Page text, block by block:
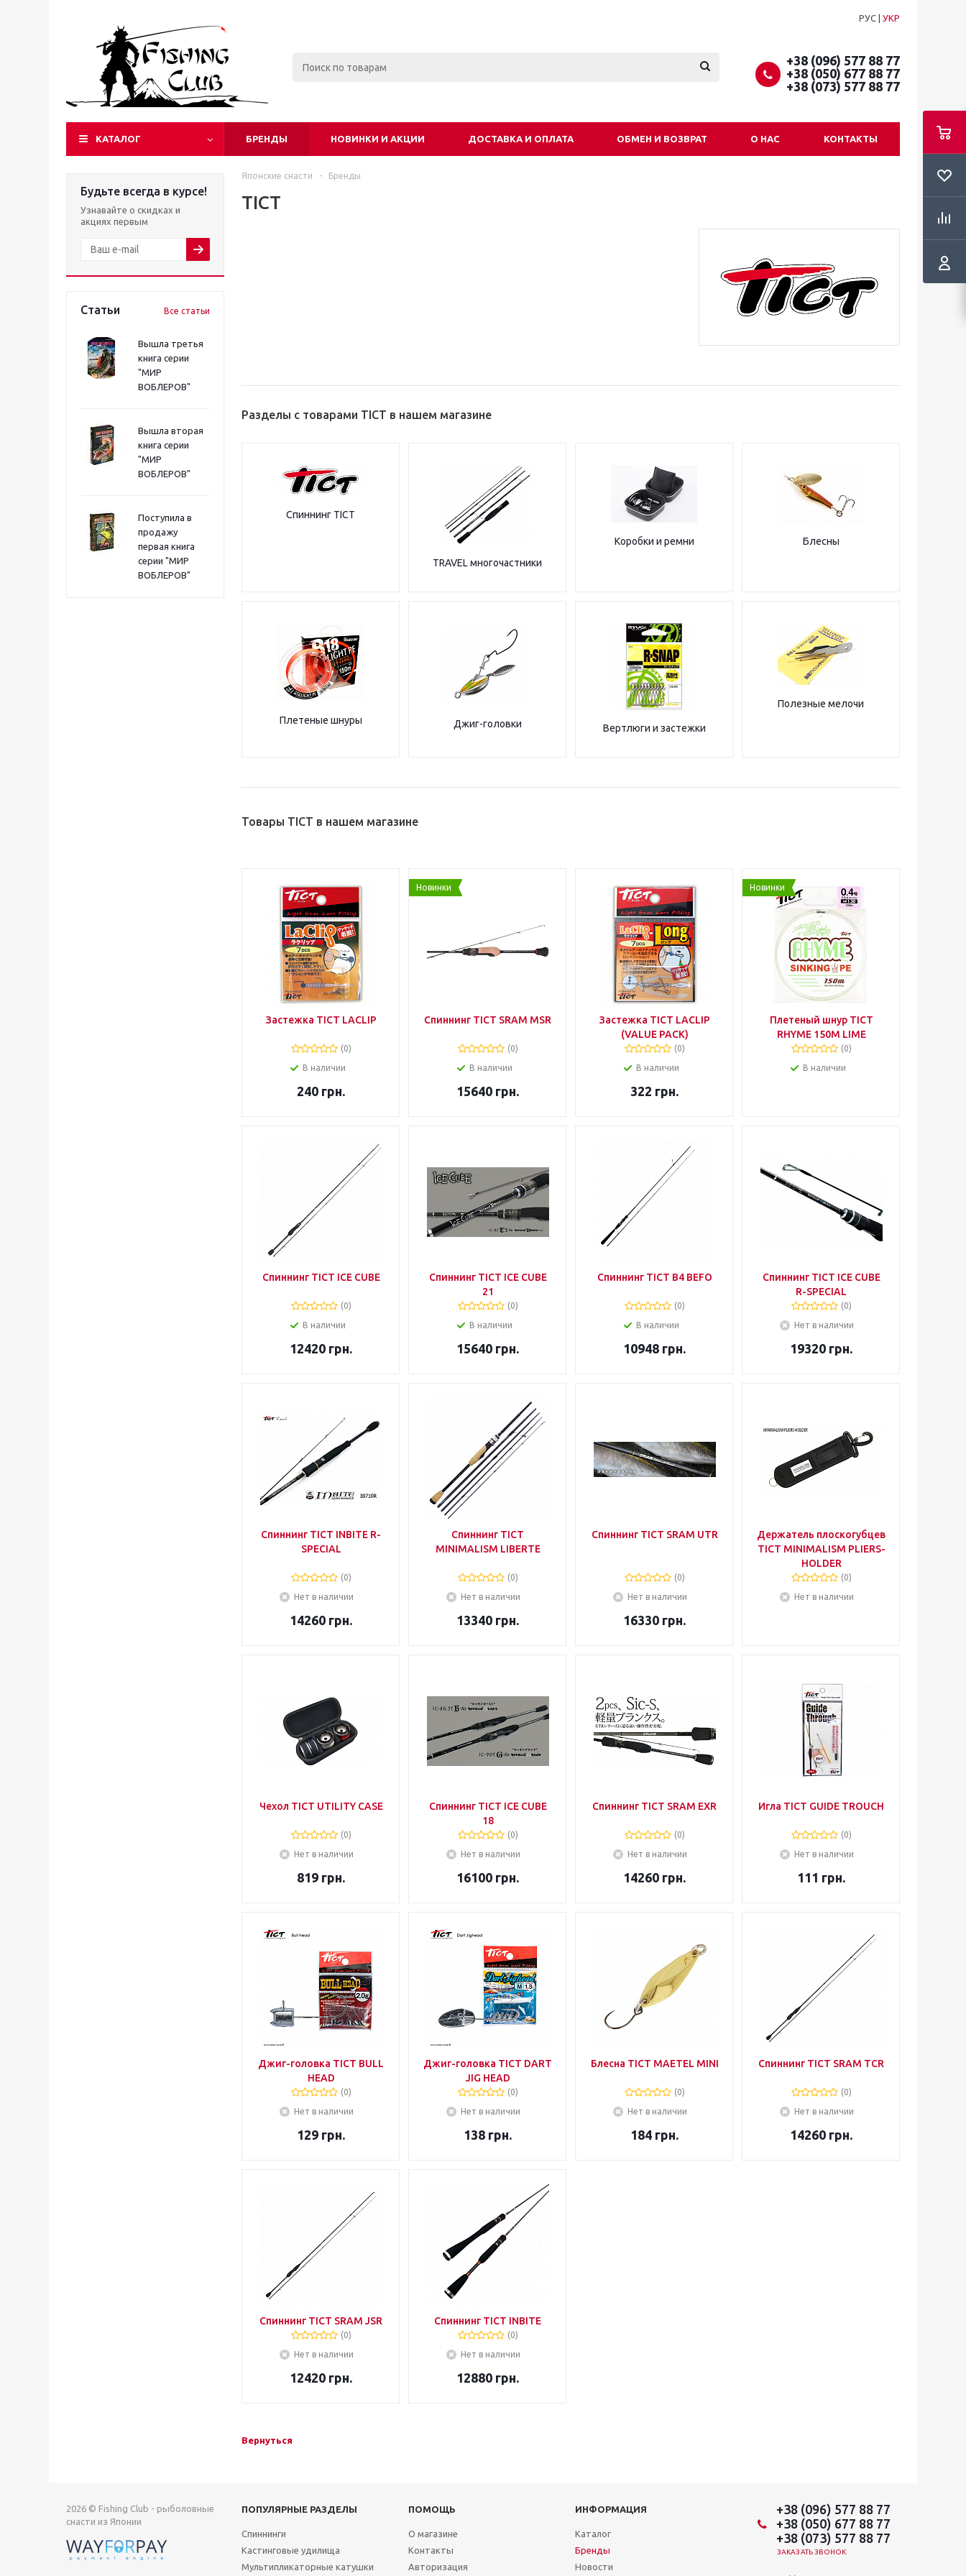
РУС УКР
+38 (096) 577 88 77
+38 (050) 677 88 77
+38 (073) 577 88 77
КАТАЛОГ БРЕНДЫ НОВИНКИ И АКЦИИ ДОСТАВКА И ОПЛАТА ОБМЕН И ВОЗВРАТ О НАС КОНТАКТЫ
Будьте всегда в курсе!
Узнавайте о скидках и
акциях первым
Статьи Все статьи
Вышла третья
книга серии
"МИР
ВОБЛЕРОВ"
Вышла вторая
книга серии
"МИР
ВОБЛЕРОВ"
Поступила в
продажу
первая книга
серии "МИР
ВОБЛЕРОВ"
Японские снасти - Бренды
TICT
Разделы с товарами TICT в нашем магазине
Спиннинг TICT
TRAVEL многочастники
Коробки и ремни Блесны
Плетеные шнуры Джиг-головки Вертлюги и застежки
Полезные мелочи
Товары TICT в нашем магазине
Застежка TICT LACLIP
(0)
В наличии
240 грн.
Новинки
Спиннинг TICT SRAM MSR
(0)
В наличии
15640 грн.
Застежка TICT LACLIP
(VALUE PACK)
(0)
В наличии
322 грн.
Новинки
Плетеный шнур TICT
RHYME 150M LIME
(0)
В наличии
Спиннинг TICT ICE CUBE
(0)
В наличии
12420 грн.
Спиннинг TICT ICE CUBE
21
(0)
В наличии
15640 грн.
Спиннинг TICT B4 BEFO
(0)
В наличии
10948 грн.
Спиннинг TICT ICE CUBE
R-SPECIAL
(0)
Нет в наличии
19320 грн.
Спиннинг TICT INBITE R-
SPECIAL
(0)
Нет в наличии
14260 грн.
Спиннинг TICT
MINIMALISM LIBERTE
(0)
Нет в наличии
13340 грн.
Спиннинг TICT SRAM UTR
(0)
Нет в наличии
16330 грн.
Держатель плоскогубцев
TICT MINIMALISM PLIERS-
HOLDER
(0)
Нет в наличии
Чехол TICT UTILITY CASE
(0)
Нет в наличии
819 грн.
Спиннинг TICT ICE CUBE
18
(0)
Нет в наличии
16100 грн.
Спиннинг TICT SRAM EXR
(0)
Нет в наличии
14260 грн.
Игла TICT GUIDE TROUCH
(0)
Нет в наличии
111 грн.
Джиг-головка TICT BULL
HEAD
(0)
Нет в наличии
129 грн.
Джиг-головка TICT DART
JIG HEAD
(0)
Нет в наличии
138 грн.
Блесна TICT MAETEL MINI
(0)
Нет в наличии
184 грн.
Спиннинг TICT SRAM TCR
(0)
Нет в наличии
14260 грн.
Спиннинг TICT SRAM JSR
(0)
Нет в наличии
12420 грн.
Спиннинг TICT INBITE
(0)
Нет в наличии
12880 грн.
Вернуться
2026 © Fishing Club - рыболовные
снасти из Японии
ПОПУЛЯРНЫЕ РАЗДЕЛЫ ПОМОЩЬ ИНФОРМАЦИЯ
Спиннинги
Кастинговые удилища
Мультипликаторные катушки
О магазине
Контакты
Авторизация
Каталог
Бренды
Новости
+38 (096) 577 88 77
+38 (050) 677 88 77
+38 (073) 577 88 77
ЗАКАЗАТЬ ЗВОНОК